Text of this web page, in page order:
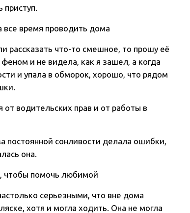
время проводить дома
рассказать что-то смешное, то прошу её
и не видела, как я зашел, а когда
и упала в обморок, хорошо, что рядом
водительских прав и от работы в
постоянной сонливости делала ошибки,
она.
чтобы помочь любимой
серьезными, что вне дома
хотя и могла ходить. Она не могла